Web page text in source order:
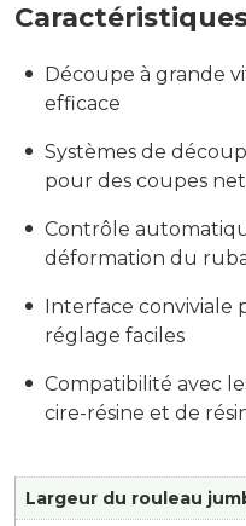
Découpe à grande
efficace
Systèmes de
pour des coupes
Contrôle
déformation du
Interface conviviale
réglage faciles
Compatibilité avec
cire-résine et de
Largeur du rouleau